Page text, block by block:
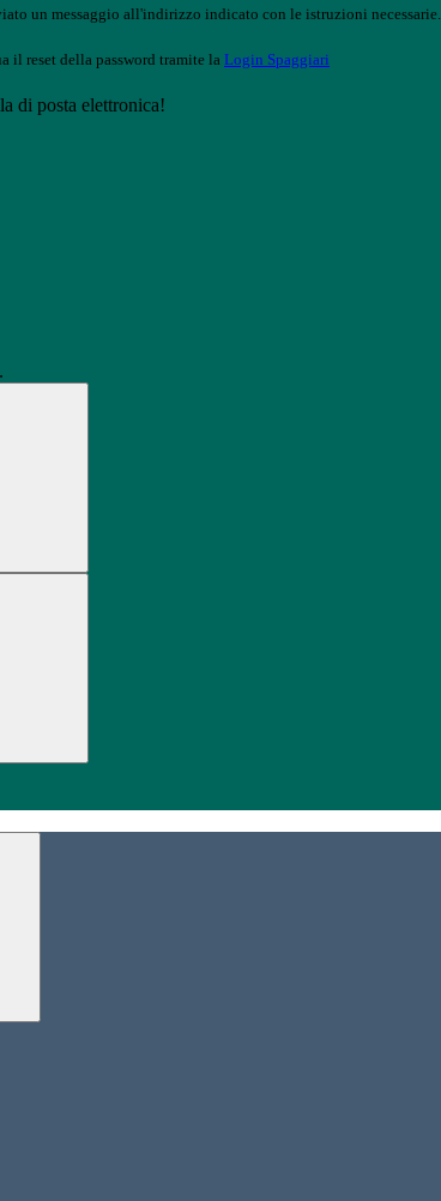
un messaggio all'indirizzo indicato con le istruzioni necessarie.
il reset della password tramite la Login Spaggiari
di posta elettronica!